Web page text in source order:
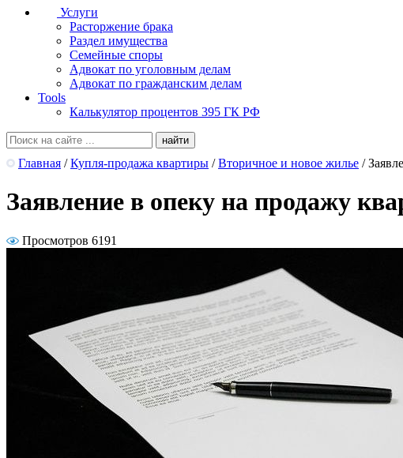
Услуги
Расторжение брака
Раздел имущества
Семейные споры
Адвокат по уголовным делам
Адвокат по гражданским делам
Tools
Калькулятор процентов 395 ГК РФ
Главная / Купля-продажа квартиры / Вторичное и новое жилье /
Заявление в опеку на продажу
Просмотров 6191